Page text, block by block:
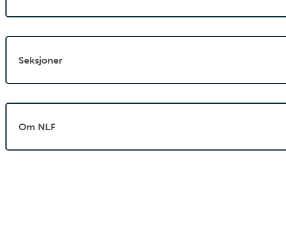
Seksjoner
Om NLF